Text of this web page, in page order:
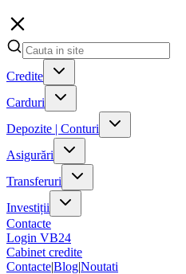
Credite
Carduri
Depozite | Conturi
Asigurări
Transferuri
Investiții
Contacte
Login VB24
Cabinet credite
Contacte|Blog|Noutati